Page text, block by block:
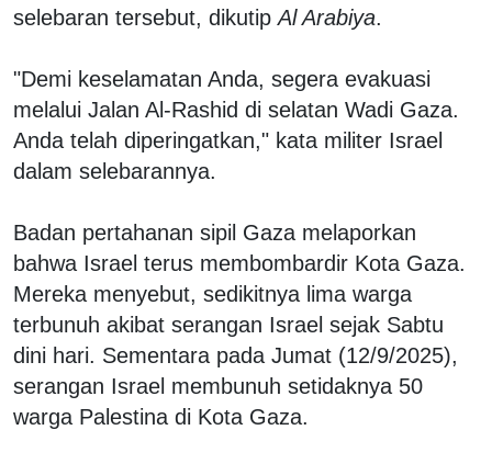
selebaran tersebut, dikutipAl Arabiya.
"Demi keselamatan Anda, segera evakuasi
melalui Jalan Al-Rashid di selatan Wadi Gaza.
Anda telah diperingatkan," kata militer Israel
dalam selebarannya.
Badan pertahanan sipil Gaza melaporkan
bahwa Israel terus membombardir Kota Gaza.
Mereka menyebut, sedikitnya lima warga
terbunuh akibat serangan Israel sejak Sabtu
dini hari. Sementara pada Jumat (12/9/2025),
serangan Israel membunuh setidaknya 50
warga Palestina di Kota Gaza.